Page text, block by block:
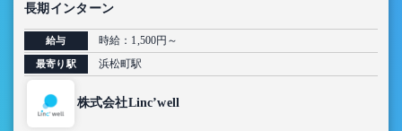
長期インターン
給与 時給：1,500円～
最寄り駅 浜松町駅
株式会社Linc’well